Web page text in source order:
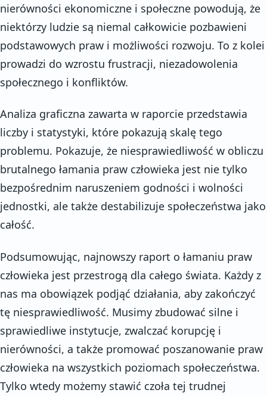
nierówności ekonomiczne i społeczne powodują, że
niektórzy ludzie są niemal całkowicie pozbawieni
podstawowych praw i możliwości rozwoju. To z kolei
prowadzi do wzrostu frustracji, niezadowolenia
społecznego i konfliktów.
Analiza graficzna zawarta w raporcie przedstawia
liczby i statystyki, które pokazują skalę tego
problemu. Pokazuje, że niesprawiedliwość w obliczu
brutalnego łamania praw człowieka jest nie tylko
bezpośrednim naruszeniem godności i wolności
jednostki, ale także destabilizuje społeczeństwa jako
całość.
Podsumowując, najnowszy raport o łamaniu praw
człowieka jest przestrogą dla całego świata. Każdy z
nas ma obowiązek podjąć działania, aby zakończyć
tę niesprawiedliwość. Musimy zbudować silne i
sprawiedliwe instytucje, zwalczać korupcję i
nierówności, a także promować poszanowanie praw
człowieka na wszystkich poziomach społeczeństwa.
Tylko wtedy możemy stawić czoła tej trudnej